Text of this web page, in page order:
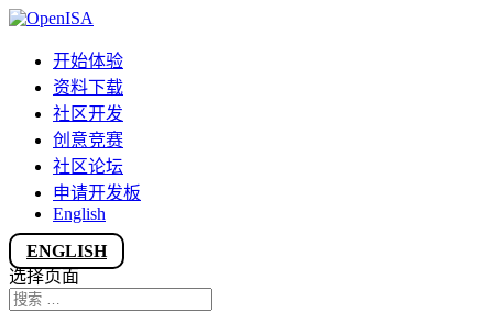
开始体验
资料下载
社区开发
创意竞赛
社区论坛
申请开发板
English
ENGLISH
选择页面